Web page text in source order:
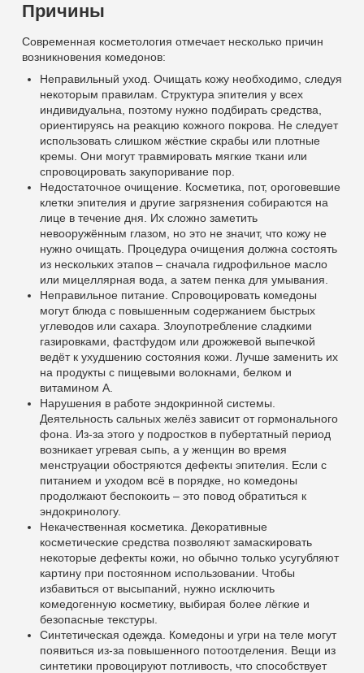
Причины
Современная косметология отмечает несколько причин
возникновения комедонов:
Неправильный уход. Очищать кожу необходимо, следуя
некоторым правилам. Структура эпителия у всех
индивидуальна, поэтому нужно подбирать средства,
ориентируясь на реакцию кожного покрова. Не следует
использовать слишком жёсткие скрабы или плотные
кремы. Они могут травмировать мягкие ткани или
спровоцировать закупоривание пор.
Недостаточное очищение. Косметика, пот, ороговевшие
клетки эпителия и другие загрязнения собираются на
лице в течение дня. Их сложно заметить
невооружённым глазом, но это не значит, что кожу не
нужно очищать. Процедура очищения должна состоять
из нескольких этапов – сначала гидрофильное масло
или мицеллярная вода, а затем пенка для умывания.
Неправильное питание. Спровоцировать комедоны
могут блюда с повышенным содержанием быстрых
углеводов или сахара. Злоупотребление сладкими
газировками, фастфудом или дрожжевой выпечкой
ведёт к ухудшению состояния кожи. Лучше заменить их
на продукты с пищевыми волокнами, белком и
витамином А.
Нарушения в работе эндокринной системы.
Деятельность сальных желёз зависит от гормонального
фона. Из-за этого у подростков в пубертатный период
возникает угревая сыпь, а у женщин во время
менструации обостряются дефекты эпителия. Если с
питанием и уходом всё в порядке, но комедоны
продолжают беспокоить – это повод обратиться к
эндокринологу.
Некачественная косметика. Декоративные
косметические средства позволяют замаскировать
некоторые дефекты кожи, но обычно только усугубляют
картину при постоянном использовании. Чтобы
избавиться от высыпаний, нужно исключить
комедогенную косметику, выбирая более лёгкие и
безопасные текстуры.
Синтетическая одежда. Комедоны и угри на теле могут
появиться из-за повышенного потоотделения. Вещи из
синтетики провоцируют потливость, что способствует